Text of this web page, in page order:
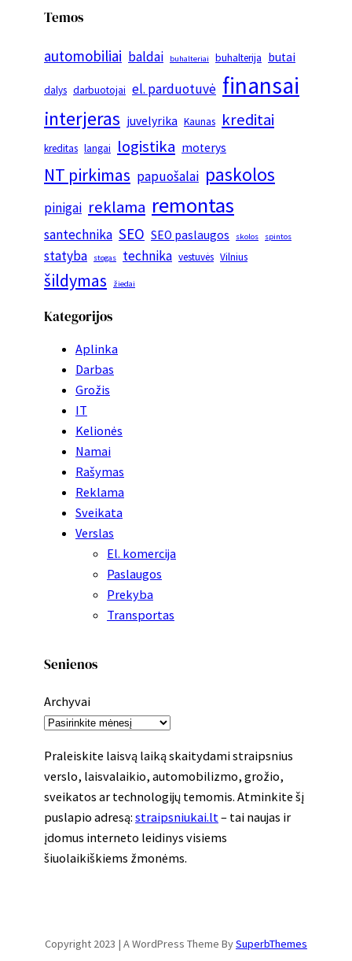
Temos
automobiliai baldai buhalteriai buhalterija butai
dalys darbuotojai el. parduotuvė finansai
interjeras juvelyrika Kaunas kreditai
kreditas langai logistika moterys
NT pirkimas papuošalai paskolos
pinigai reklama remontas
santechnika SEO SEO paslaugos skolos spintos
statyba stogas technika vestuvės Vilnius
šildymas žiedai
Kategorijos
Aplinka
Darbas
Grožis
IT
Kelionės
Namai
Rašymas
Reklama
Sveikata
Verslas
El. komercija
Paslaugos
Prekyba
Transportas
Senienos
Archyvai
Praleiskite laisvą laiką skaitydami straipsnius
verslo, laisvalaikio, automobilizmo, grožio,
sveikatos ar technologijų temomis. Atminkite šį
puslapio adresą: straipsniukai.lt – tai naujas ir
įdomus interneto leidinys visiems
šiuolaikiškiems žmonėms.
Copyright 2023 | A WordPress Theme BySuperbThemes